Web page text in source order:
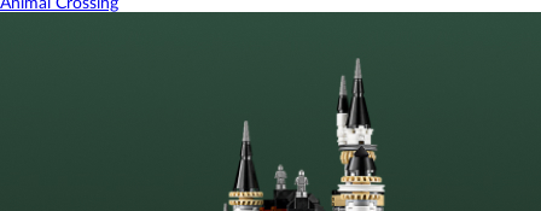
Animal Crossing